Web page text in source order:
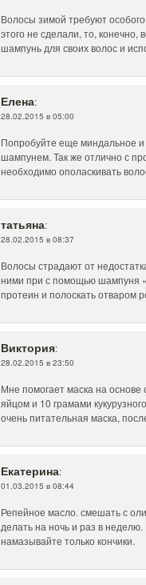
Волосы зимой требуют
этого не сделали, то,
шампунь для своих волос и
Елена:
28.02.2015 в 05:00
Попробуйте еще миндальное
шампунем. Так же отлично с
необходимо ополаскивать
татьяна:
28.02.2015 в 08:37
Волосы страдают от
ними при с помощью шампуня
протеин и полоскать
Виктория:
28.02.2015 в 23:50
Мне помогает маска на основе
яйцом и 10 грамами
очень питательная маска,
Екатерина:
01.03.2015 в 08:44
Репейное масло. смешать с
делать на ночь и раз в
намазывайте только кончики.